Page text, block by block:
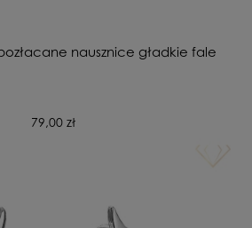
nausznice gładkie fale
79,00 zł